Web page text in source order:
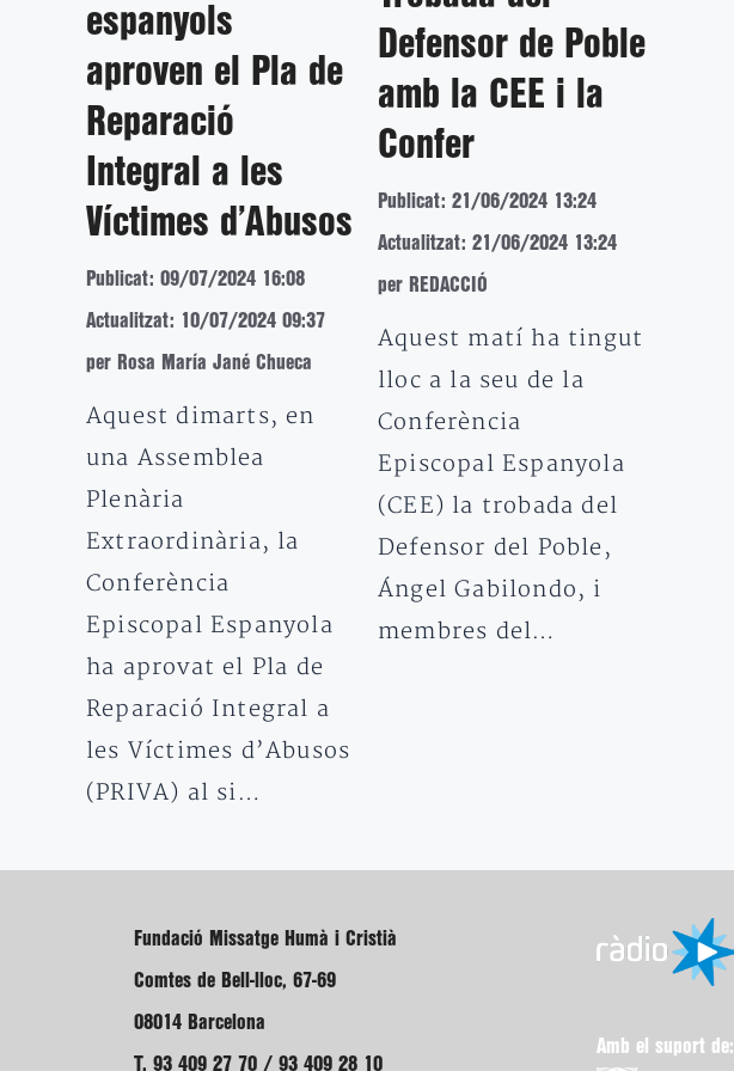
espanyols
aproven el Pla de
Reparació
Integral a les
Víctimes d’Abusos
Publicat: 09/07/2024 16:08
Actualitzat: 10/07/2024 09:37
per Rosa María Jané Chueca
Aquest dimarts, en
una Assemblea
Plenària
Extraordinària, la
Conferència
Episcopal Espanyola
ha aprovat el Pla de
Reparació Integral a
les Víctimes d’Abusos
(PRIVA) al si…
Defensor de Poble
amb la CEE i la
Confer
Publicat: 21/06/2024 13:24
Actualitzat: 21/06/2024 13:24
per REDACCIÓ
Aquest matí ha tingut
lloc a la seu de la
Conferència
Episcopal Espanyola
(CEE) la trobada del
Defensor del Poble,
Ángel Gabilondo, i
membres del…
Fundació Missatge Humà i Cristià
Comtes de Bell-lloc, 67-69
08014 Barcelona
T. 93 409 27 70 / 93 409 28 10
Amb el suport de: